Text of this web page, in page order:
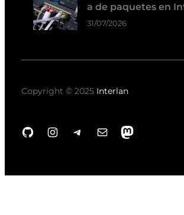
a de paquetes en
31/07/2026
Copyright © 2025 Interlan
GitHub Instagram Telegram Correo electrónico Mastodon